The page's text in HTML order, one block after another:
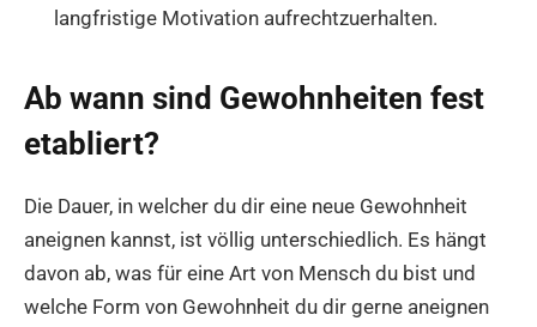
langfristige Motivation aufrechtzuerhalten.
Ab wann sind Gewohnheiten fest
etabliert?
Die Dauer, in welcher du dir eine neue Gewohnheit
aneignen kannst, ist völlig unterschiedlich. Es hängt
davon ab, was für eine Art von Mensch du bist und
welche Form von Gewohnheit du dir gerne aneignen